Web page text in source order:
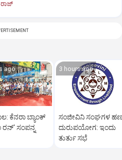
ago
ಕೆನರಾ ಬ್ಯಾಂಕ್‌
ರನ್‌' ಸಂಪನ್ನ
3 hours ago
ಸಂಜೀವಿನಿ ಸಂಘಗಳ
ದುರುಪಯೋಗ: ಇಂದು
ತುರ್ತು ಸಭೆ